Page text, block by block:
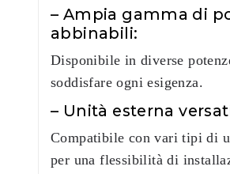
– Ampia gamma di
abbinabili:
Disponibile in diverse
soddisfare ogni esigenza.
– Unità esterna
Compatibile con vari tipi di
per una flessibilità di